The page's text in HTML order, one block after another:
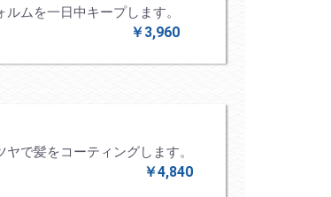
ムを一日中キープします。
￥3,960
で髪をコーティングします。
￥4,840